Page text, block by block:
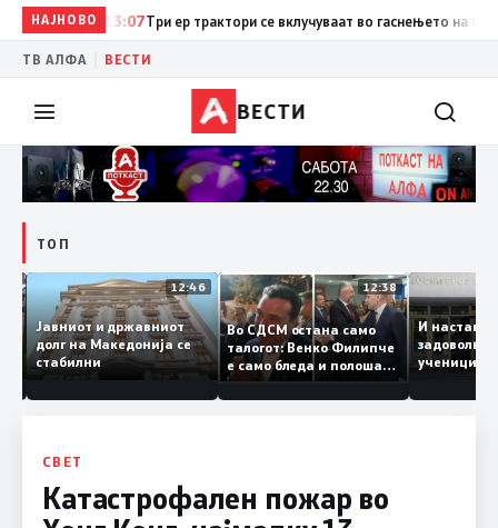
НАЈНОВО13:07Три ер трактори се вклучуваат во гаснењето на
ТВ АЛФА ВЕСТИ
ВЕСТИ
ТОП
12:47
ги
12:46
Јавниот и државниот
долг на Македонија се
стабилни
12:38
Во СДСМ остана само
талогот: Венко Филипче
е само бледа и полоша
копија дури и од Зоран
Заев
И
СВЕТ
Катастрофален пожар во